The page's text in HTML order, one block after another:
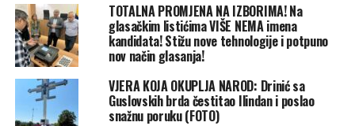
TOTALNA PROMJENA NA IZBORIMA! Na
glasačkim listićima VIŠE NEMA imena
kandidata! Stižu nove tehnologije i potpuno
nov način glasanja!
VJERA KOJA OKUPLJA NAROD: Drinić sa
Guslovskih brda čestitao Ilindan i poslao
snažnu poruku (FOTO)